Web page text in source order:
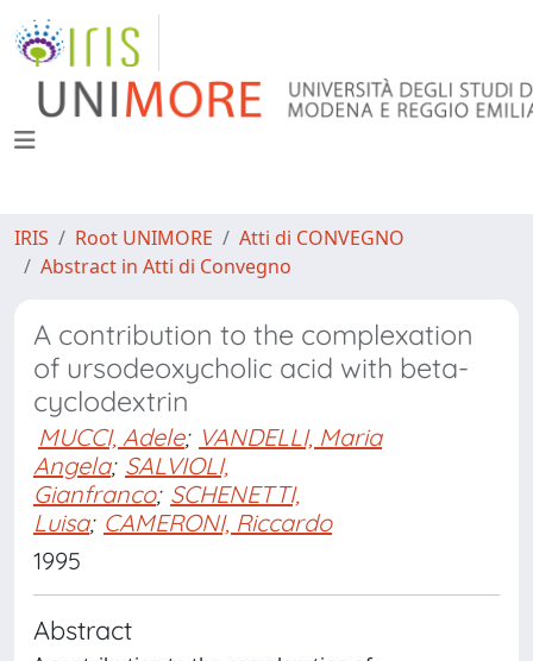
IRIS Root UNIMORE
Atti di CONVEGNO
Abstract in Atti di Convegno
A contribution to the complexation
of ursodeoxycholic acid with beta-
cyclodextrin
MUCCI, Adele; VANDELLI, Maria
Angela; SALVIOLI,
Gianfranco; SCHENETTI,
Luisa; CAMERONI, Riccardo
1995
Abstract